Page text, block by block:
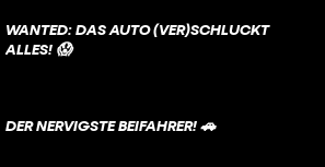
WANTED: DAS AUTO (VER)SCHLUCKT
ALLES! 😱
DER NERVIGSTE BEIFAHRER! 🚗